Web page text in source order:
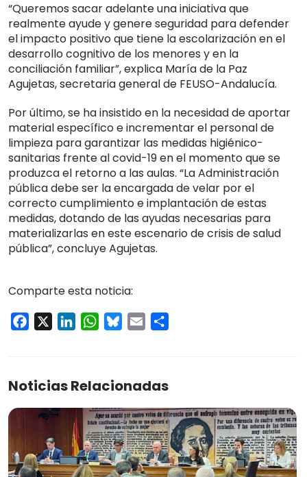
“Queremos sacar adelante una iniciativa que
realmente ayude y genere seguridad para defender
el impacto positivo que tiene la escolarización en el
desarrollo cognitivo de los menores y en la
conciliación familiar”, explica María de la Paz
Agujetas, secretaria general de FEUSO-Andalucía.
Por último, se ha insistido en la necesidad de aportar
material específico e incrementar el personal de
limpieza para garantizar las medidas higiénico-
sanitarias frente al covid-19 en el momento que se
produzca el retorno a las aulas. “La Administración
pública debe ser la encargada de velar por el
correcto cumplimiento e implantación de estas
medidas, dotando de las ayudas necesarias para
materializarlas en este escenario de crisis de salud
pública”, concluye Agujetas.
Comparte esta noticia:
Facebook LinkedInWhatsApp
Bluesky
Email
Noticias Relacionadas